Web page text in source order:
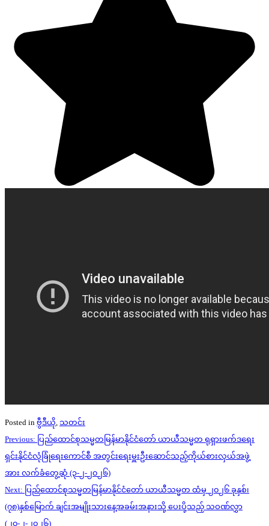
Posted in ဗွီဒီယို, သတင်း
Post
navigation
Previous: ပြည်ထောင်စုသမ္မတမြန်မာနိုင်ငံတော် ယာယီသမ္မတ ရုရှားဖက်ဒရေး
ရှင်းနိုင်ငံလုံခြုံရေးကောင်စီ အတွင်းရေးမှူးဦးဆောင်သည့်ကိုယ်စားလှယ်အဖွဲ့
အား လက်ခံတွေ့ဆုံ (၃-၂-၂၀၂၆)
Next: ပြည်ထောင်စုသမ္မတမြန်မာနိုင်ငံတော် ယာယီသမ္မတ ထံမှ ၂၀၂၆ ခုနှစ်၊
(၇၈)နှစ်မြောက် ချင်းအမျိုးသားနေ့အခမ်းအနားသို့ ပေးပို့သည့် သဝဏ်လွှာ
(၂၀-၂-၂၀၂၆)